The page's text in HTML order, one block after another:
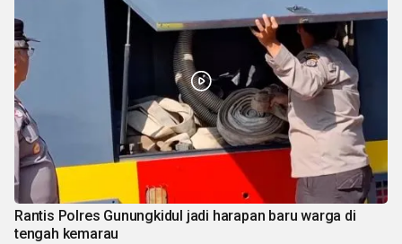
Rantis Polres Gunungkidul jadi harapan baru warga di
tengah kemarau